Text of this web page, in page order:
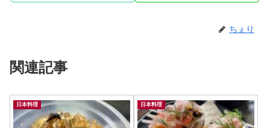
ちぇり
関連記事
日本料理 日本料理